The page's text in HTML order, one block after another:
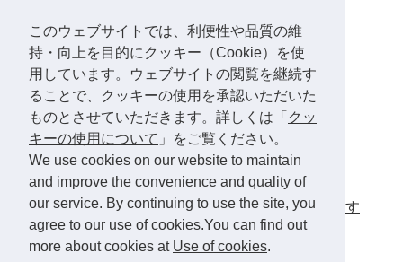
このウェブサイトでは、利便性や品質の維
持・向上を目的にクッキー（Cookie）を使
用しています。ウェブサイトの閲覧を継続す
ることで、クッキーの使用を承認いただいた
ものとさせていただきます。詳しくは「 クッ
キーの使用について 」をご覧ください。
We use cookies on our website to maintain
and improve the convenience and quality of
our service. By continuing to use the site, you
agree to our use of cookies.You can find out
more about cookies at Use of cookies.
＜関連リンク＞
・高レベル放射性廃棄物はいまどこにあります
か？